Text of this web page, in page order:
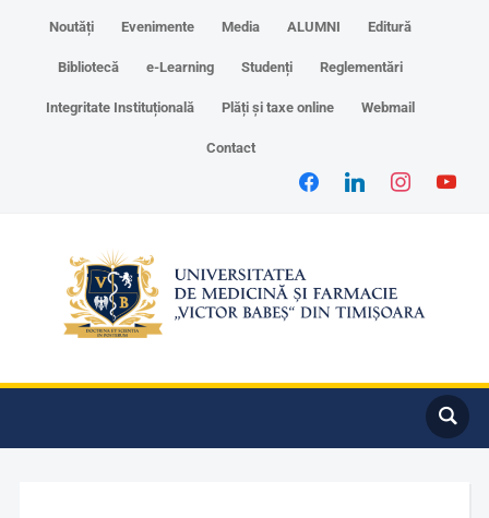
Noutăți Evenimente Media ALUMNI Editură
Bibliotecă e-Learning Studenți Reglementări
Integritate Instituțională Plăți și taxe online Webmail
Contact